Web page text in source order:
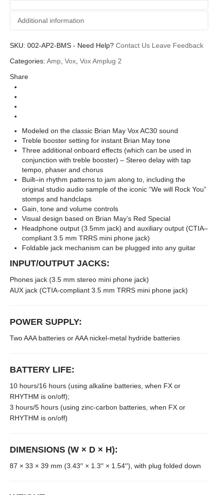
Additional information
Additional information
Brands Vox
SKU: 002-AP2-BMS - Need Help? Contact Us Leave Feedback
Categories: Amp Vox Vox Amplug 2
Share
Modeled on the classic Brian May Vox AC30 sound
Treble booster setting for instant Brian May tone
Three additional onboard effects (which can be used in
conjunction with treble booster) – Stereo delay with tap
tempo, phaser and chorus
Built–in rhythm patterns to jam along to, including the
original studio audio sample of the iconic “We will Rock You”
stomps and handclaps
Gain, tone and volume controls
Visual design based on Brian May’s Red Special
Headphone output (3.5mm jack) and auxiliary output (CTIA–
compliant 3.5 mm TRRS mini phone jack)
Foldable jack mechanism can be plugged into any guitar
INPUT/OUTPUT JACKS:
Phones jack (3.5 mm stereo mini phone jack)
AUX jack (CTIA-compliant 3.5 mm TRRS mini phone jack)
POWER SUPPLY:
Two AAA batteries or AAA nickel-metal hydride batteries
BATTERY LIFE:
10 hours/16 hours (using alkaline batteries, when FX or
RHYTHM is on/off);
3 hours/5 hours (using zinc-carbon batteries, when FX or
RHYTHM is on/off)
DIMENSIONS (W × D × H):
87 × 33 × 39 mm (3.43′′ × 1.3′′ × 1.54′′), with plug folded down